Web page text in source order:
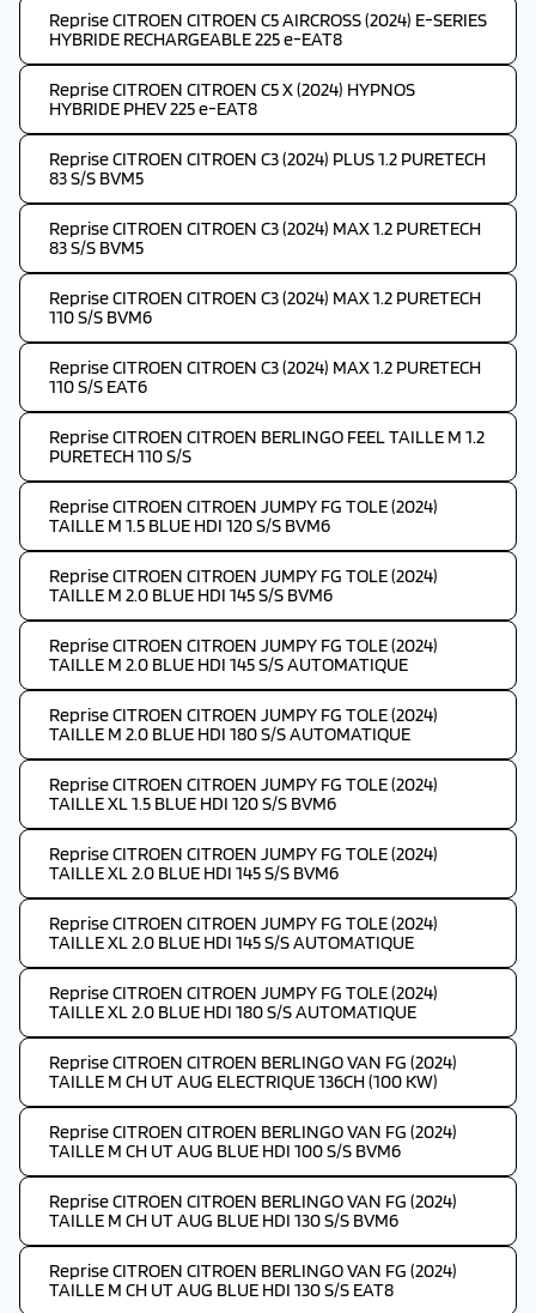
Reprise CITROEN CITROEN C5 AIRCROSS (2024) E-SERIES
HYBRIDE RECHARGEABLE 225 e-EAT8
Reprise CITROEN CITROEN C5 X (2024) HYPNOS
HYBRIDE PHEV 225 e-EAT8
Reprise CITROEN CITROEN C3 (2024) PLUS 1.2 PURETECH
83 S/S BVM5
Reprise CITROEN CITROEN C3 (2024) MAX 1.2 PURETECH
83 S/S BVM5
Reprise CITROEN CITROEN C3 (2024) MAX 1.2 PURETECH
110 S/S BVM6
Reprise CITROEN CITROEN C3 (2024) MAX 1.2 PURETECH
110 S/S EAT6
Reprise CITROEN CITROEN BERLINGO FEEL TAILLE M 1.2
PURETECH 110 S/S
Reprise CITROEN CITROEN JUMPY FG TOLE (2024)
TAILLE M 1.5 BLUE HDI 120 S/S BVM6
Reprise CITROEN CITROEN JUMPY FG TOLE (2024)
TAILLE M 2.0 BLUE HDI 145 S/S BVM6
Reprise CITROEN CITROEN JUMPY FG TOLE (2024)
TAILLE M 2.0 BLUE HDI 145 S/S AUTOMATIQUE
Reprise CITROEN CITROEN JUMPY FG TOLE (2024)
TAILLE M 2.0 BLUE HDI 180 S/S AUTOMATIQUE
Reprise CITROEN CITROEN JUMPY FG TOLE (2024)
TAILLE XL 1.5 BLUE HDI 120 S/S BVM6
Reprise CITROEN CITROEN JUMPY FG TOLE (2024)
TAILLE XL 2.0 BLUE HDI 145 S/S BVM6
Reprise CITROEN CITROEN JUMPY FG TOLE (2024)
TAILLE XL 2.0 BLUE HDI 145 S/S AUTOMATIQUE
Reprise CITROEN CITROEN JUMPY FG TOLE (2024)
TAILLE XL 2.0 BLUE HDI 180 S/S AUTOMATIQUE
Reprise CITROEN CITROEN BERLINGO VAN FG (2024)
TAILLE M CH UT AUG ELECTRIQUE 136CH (100 KW)
Reprise CITROEN CITROEN BERLINGO VAN FG (2024)
TAILLE M CH UT AUG BLUE HDI 100 S/S BVM6
Reprise CITROEN CITROEN BERLINGO VAN FG (2024)
TAILLE M CH UT AUG BLUE HDI 130 S/S BVM6
Reprise CITROEN CITROEN BERLINGO VAN FG (2024)
TAILLE M CH UT AUG BLUE HDI 130 S/S EAT8